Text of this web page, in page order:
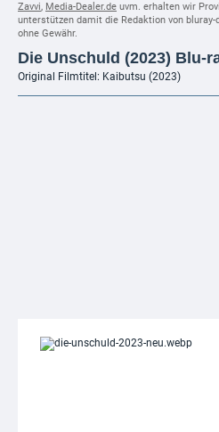
Zavvi, Media-Dealer.de uvm. erhalten wir
unterstützen damit die Redaktion von
ohne Gewähr.
Die Unschuld (2023) Blu-
Original Filmtitel: Kaibutsu (2023)